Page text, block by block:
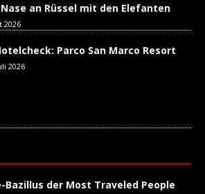
an Rüssel mit den Elefanten
2026
Parco San Marco Resort
2026
Bazillus der Most Traveled People